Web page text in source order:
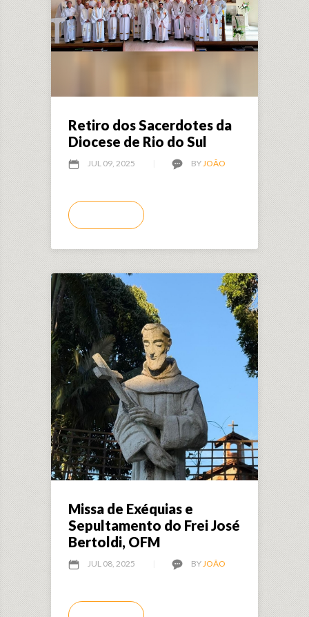
Retiro dos Sacerdotes da
Diocese de Rio do Sul
JUL 09, 2025 BY JOÃO
Missa de Exéquias e
Sepultamento do Frei José
Bertoldi, OFM
JUL 08, 2025 BY JOÃO